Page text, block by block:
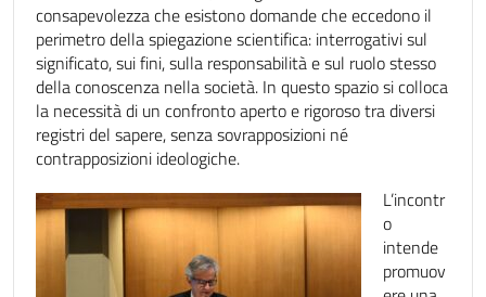
consapevolezza che esistono domande che eccedono il
perimetro della spiegazione scientifica: interrogativi sul
significato, sui fini, sulla responsabilità e sul ruolo stesso
della conoscenza nella società. In questo spazio si colloca
la necessità di un confronto aperto e rigoroso tra diversi
registri del sapere, senza sovrapposizioni né
contrapposizioni ideologiche.
L’incontr
o
intende
promuov